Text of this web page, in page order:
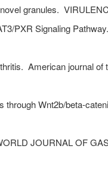
granules.
PXR Signaling Pathway.
American journal of
Wnt2b/beta-
JOURNAL OF